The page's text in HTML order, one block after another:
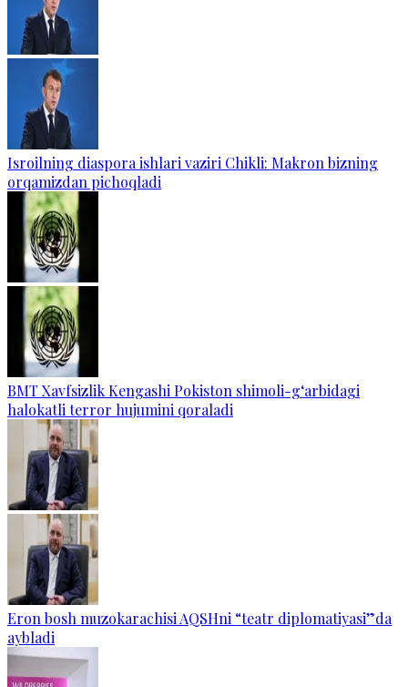
Isroilning diaspora ishlari vaziri Chikli: Makron bizning
orqamizdan pichoqladi
BMT Xavfsizlik Kengashi Pokiston shimoli-g‘arbidagi
halokatli terror hujumini qoraladi
Eron bosh muzokarachisi AQSHni “teatr diplomatiyasi”da
aybladi